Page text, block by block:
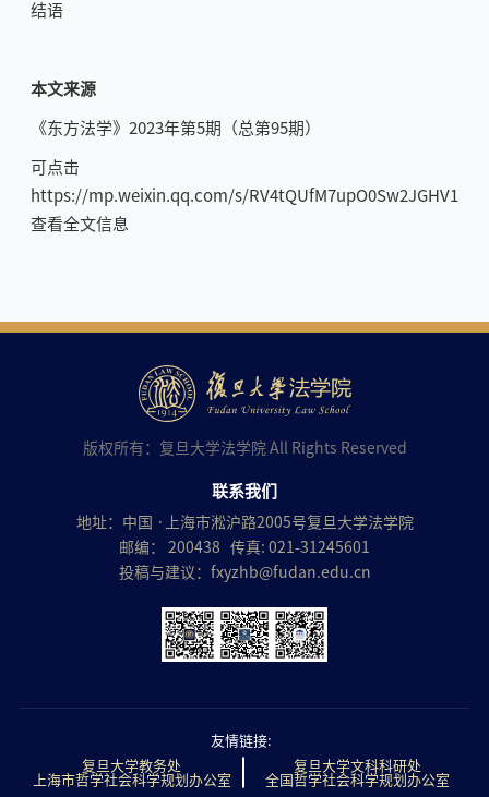
结语
本文来源
《东方法学》2023年第5期（总第95期）
可点击
https://mp.weixin.qq.com/s/RV4tQUfM7upO0Sw2JGHV1g
查看全文信息
版权所有：复旦大学法学院 All Rights Reserved
联系我们
地址：中国 ·上海市淞沪路2005号复旦大学法学院
邮编： 200438 传真: 021-31245601
投稿与建议： fxyzhb@fudan.edu.cn
友情链接:
复旦大学教务处
复旦大学文科科研处
上海市哲学社会科学规划办公室
全国哲学社会科学规划办公室